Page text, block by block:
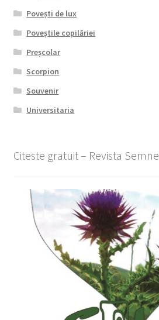
Povești de lux
Poveștile copilăriei
Preșcolar
Scorpion
Souvenir
Universitaria
Citeste gratuit – Revista Semne